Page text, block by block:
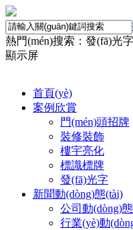
熱門(mén)搜索：發(fā)光字
顯示屏
首頁(yè)
案例欣賞
門(mén)頭招牌
裝修裝飾
樓宇亮化
標識標牌
發(fā)光字
新聞動(dòng)態(tài)
公司動(dòng)
行業(yè)動